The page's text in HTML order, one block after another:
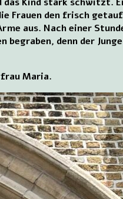
Frauen den frisch
aus. Nach einer
begraben, denn der Junge
Maria.